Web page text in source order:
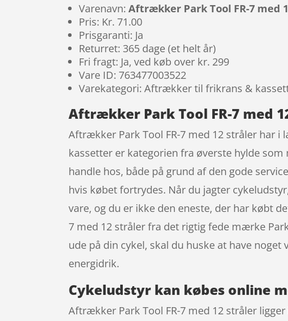
Varenavn:Aftrækker Park Tool FR-7 med
Pris: Kr. 71.00
Prisgaranti: Ja
Returret: 365 dage (et helt år)
Fri fragt: Ja, ved køb over kr. 299
Vare ID: 763477003522
Varekategori: Aftrækker til frikrans &
Aftrækker Park Tool FR-7 med
Aftrækker Park Tool FR-7 med 12 stråler har
kassetter er kategorien fra øverste hylde
handle hos, både på grund af den gode
hvis købet fortrydes. Når du jagter
vare, og du er ikke den eneste, der har købt
7 med 12 stråler fra det rigtig fede mærke
ude på din cykel, skal du huske at have
energidrik.
Cykeludstyr kan købes online
Aftrækker Park Tool FR-7 med 12 stråler